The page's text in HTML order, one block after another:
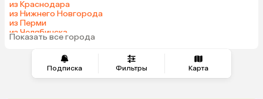
Подписка Фильтры Карта
Азербайджан
Черногория
Япония
Сербия
Кипр
Малайзия
Южная Корея
из Краснодара
из Нижнего Новгорода
из Перми
из Челябинска
из Тюмени
Показать все города